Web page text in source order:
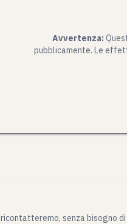
Avvertenza:
pubblicamente. Le
senza bisogno di